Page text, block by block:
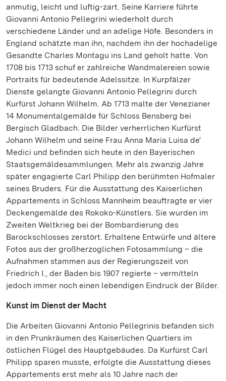
anmutig, leicht und luftig-zart. Seine Karriere führte
Giovanni Antonio Pellegrini wiederholt durch
verschiedene Länder und an adelige Höfe. Besonders in
England schätzte man ihn, nachdem ihn der hochadelige
Gesandte Charles Montagu ins Land geholt hatte. Von
1708 bis 1713 schuf er zahlreiche Wandmalereien sowie
Portraits für bedeutende Adelssitze. In Kurpfälzer
Dienste gelangte Giovanni Antonio Pellegrini durch
Kurfürst Johann Wilhelm. Ab 1713 malte der Venezianer
14 Monumentalgemälde für Schloss Bensberg bei
Bergisch Gladbach. Die Bilder verherrlichen Kurfürst
Johann Wilhelm und seine Frau Anna Maria Luisa de‘
Medici und befinden sich heute in den Bayerischen
Staatsgemäldesammlungen. Mehr als zwanzig Jahre
später engagierte Carl Philipp den berühmten Hofmaler
seines Bruders. Für die Ausstattung des Kaiserlichen
Appartements in Schloss Mannheim beauftragte er vier
Deckengemälde des Rokoko-Künstlers. Sie wurden im
Zweiten Weltkrieg bei der Bombardierung des
Barockschlosses zerstört. Erhaltene Entwürfe und ältere
Fotos aus der großherzoglichen Fotosammlung – die
Aufnahmen stammen aus der Regierungszeit von
Friedrich I., der Baden bis 1907 regierte – vermitteln
jedoch immer noch einen lebendigen Eindruck der Bilder.
Kunst im Dienst der Macht
Die Arbeiten Giovanni Antonio Pellegrinis befanden sich
in den Prunkräumen des Kaiserlichen Quartiers im
östlichen Flügel des Hauptgebäudes. Da Kurfürst Carl
Philipp sparen musste, erfolgte die Ausstattung dieses
Appartements erst mehr als 10 Jahre nach der